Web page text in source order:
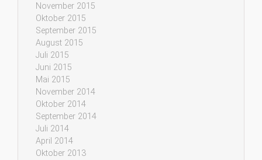
November 2015
Oktober 2015
September 2015
August 2015
Juli 2015
Juni 2015
Mai 2015
November 2014
Oktober 2014
September 2014
Juli 2014
April 2014
Oktober 2013